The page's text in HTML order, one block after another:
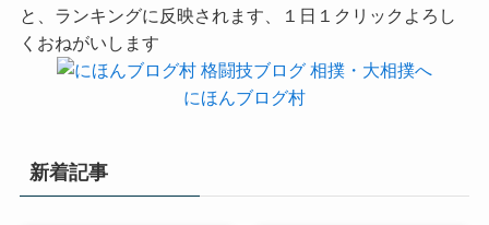
と、ランキングに反映されます、１日１クリックよろし
くおねがいします
にほんブログ村
新着記事